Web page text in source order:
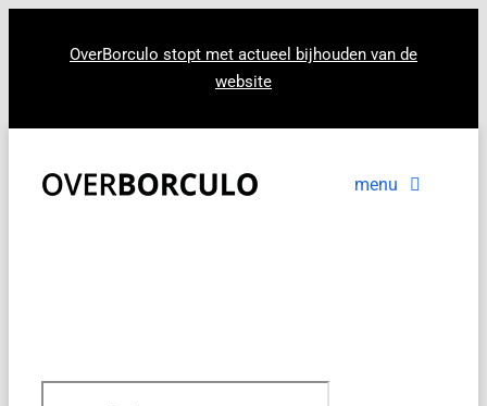
OverBorculo stopt met actueel bijhouden van de
website
menu